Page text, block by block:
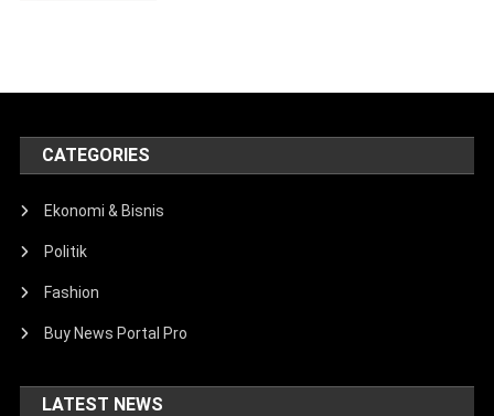
CATEGORIES
Ekonomi & Bisnis
Politik
Fashion
Buy News Portal Pro
LATEST NEWS